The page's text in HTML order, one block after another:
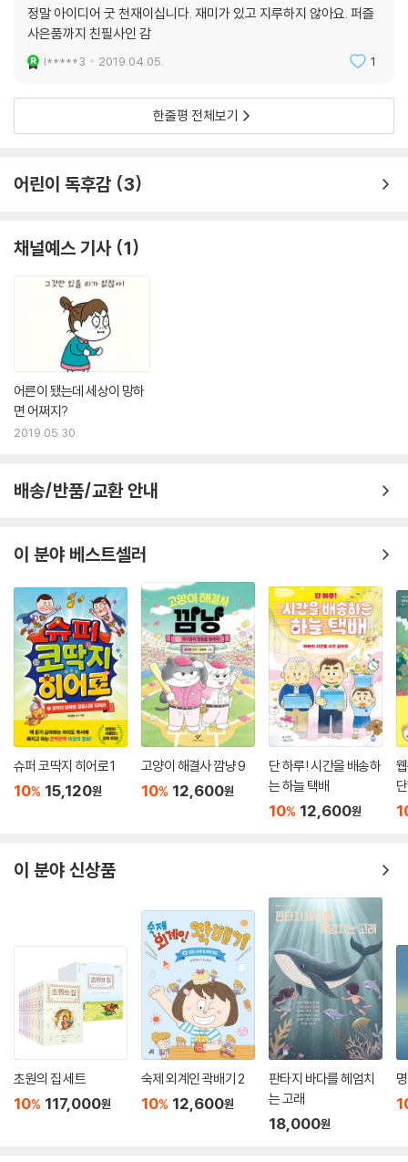
정말 아이디어 굿 천재이십니다. 재미가 있고 지루하지 않아요. 퍼즐
사은품까지 친필사인 감
l*****3 2019.04.05. 1
한줄평 전체보기
어린이 독후감 3
채널예스 기사 1
어른이 됐는데 세상이 망하
면 어쩌지?
2019.05.30.
배송/반품/교환 안내
이 분야 베스트셀러
슈퍼 코딱지 히어로 1
10% 15,120원
고양이 해결사 깜냥 9
10% 12,600원
단 하루! 시간을 배송하
는 하늘 택배
10% 12,600원
이 분야 신상품
초원의 집 세트
10% 117,000원
숙제 외계인 곽배기 2
10% 12,600원
판타지 바다를 헤엄치
는 고래
18,000원